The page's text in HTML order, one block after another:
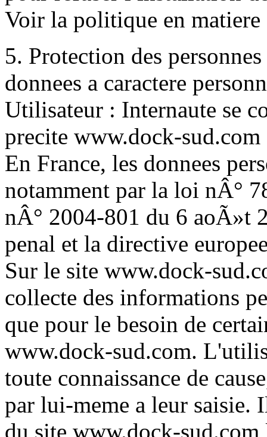
Voir la politique en matiere
5. Protection des
donnees a caractere
Utilisateur : Internaute se
precite www.dock-sud.com
En France, les donnees
notamment par la loi nÂ°
nÂ° 2004-801 du 6 aoÃ»t
penal et la directive
Sur le site www.dock-
collecte des informations
que pour le besoin de
www.dock-sud.com.
toute connaissance de
par lui-meme a leur saisie.
du site www.dock-